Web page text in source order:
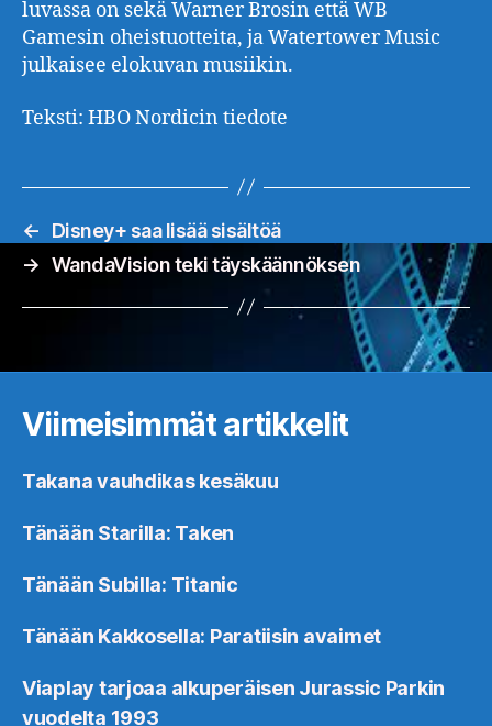
luvassa on sekä Warner Brosin että WB
Gamesin oheistuotteita, ja Watertower Music
julkaisee elokuvan musiikin.
Teksti: HBO Nordicin tiedote
←
Disney+ saa lisää sisältöä
→ WandaVision teki täyskäännöksen
Viimeisimmät artikkelit
Takana vauhdikas kesäkuu
Tänään Starilla: Taken
Tänään Subilla: Titanic
Tänään Kakkosella: Paratiisin avaimet
Viaplay tarjoaa alkuperäisen Jurassic Parkin
vuodelta 1993